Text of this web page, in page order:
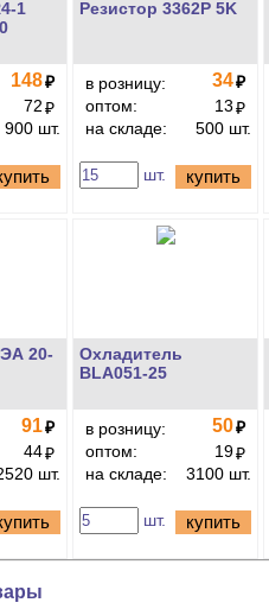
1
148₽
72₽
900 шт.
Резистор 3362P 5K
в розницу: 34₽
оптом:
13₽
на складе:
500 шт.
шт. купить
20-
91₽
44₽
шт.
Охладитель
BLA051-25
в розницу: 50₽
оптом:
19₽
на складе:
3100 шт.
шт. купить